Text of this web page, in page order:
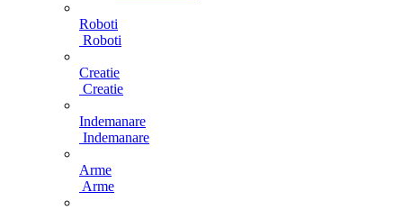
Roboti
Roboti
Creatie
Creatie
Indemanare
Indemanare
Arme
Arme